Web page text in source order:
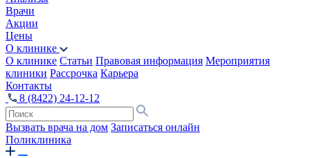
Врачи
Акции
Цены
О клинике
О клинике Статьи Правовая информация Мероприятия
клиники Рассрочка Карьера
Контакты
8 (8422) 24-12-12
Вызвать врача на дом Записаться онлайн
Поликлиника